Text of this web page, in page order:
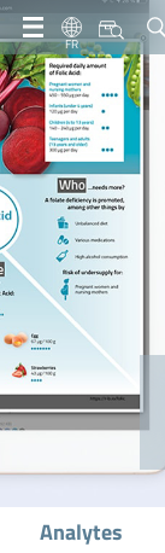
FR
Analytes